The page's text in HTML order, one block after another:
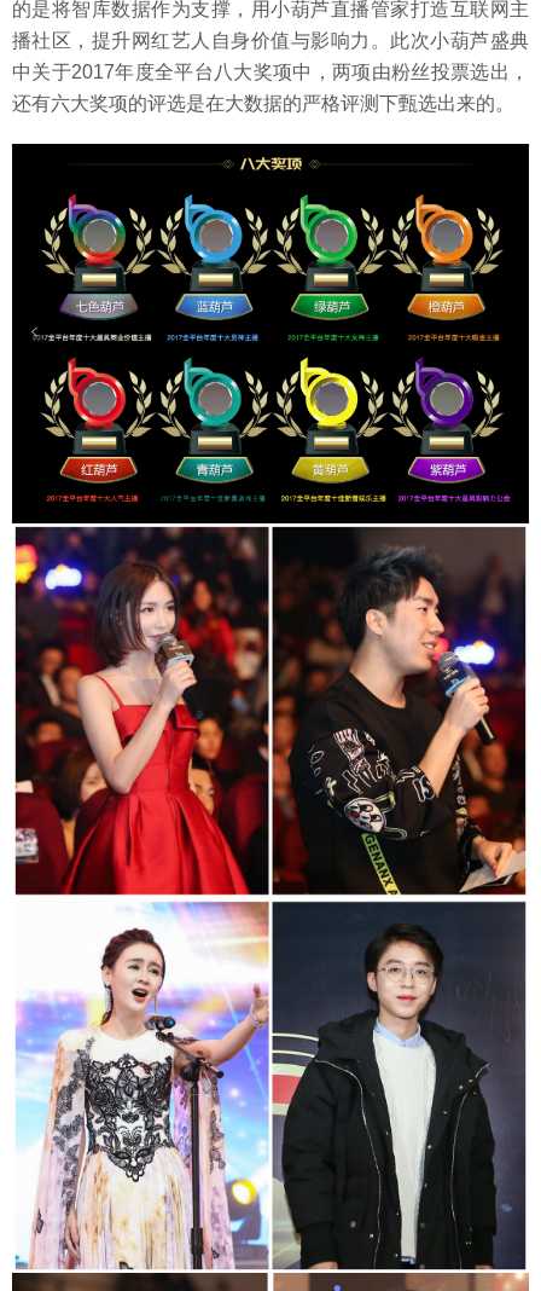
的是将智库数据作为支撑，用小葫芦直播管家打造互联网主
播社区，提升网红艺人自身价值与影响力。此次小葫芦盛典
中关于2017年度全平台八大奖项中，两项由粉丝投票选出，
还有六大奖项的评选是在大数据的严格评测下甄选出来的。